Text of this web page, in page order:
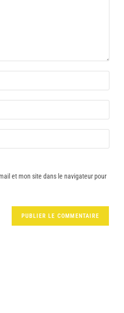
et mon site dans le navigateur pour